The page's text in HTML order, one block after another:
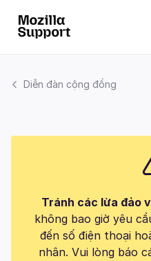
Diễn đàn cộng đồng
Tránh các lừa đảo
không bao giờ yêu
đến số điện thoại
nhân. Vui lòng báo